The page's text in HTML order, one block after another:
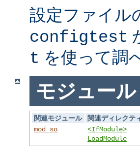
設定ファイル
configtest
t を使って調
モジュール
関連モジュール
関連ディレクテ
mod_so
<IfModule>
LoadModule